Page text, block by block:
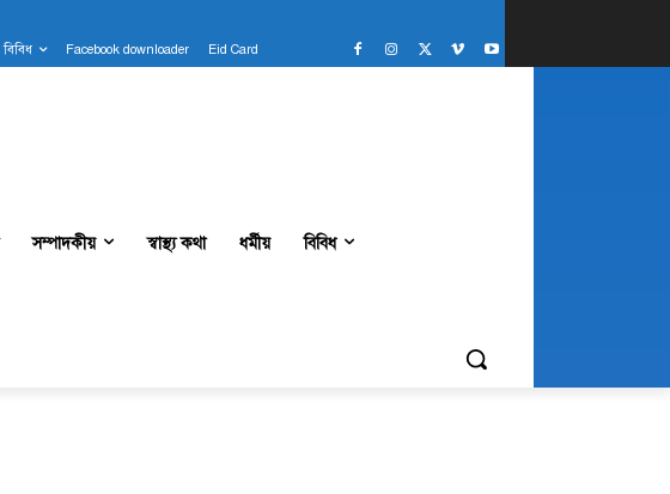
বিবিধ Facebook downloader Eid Card
সম্পাদকীয় স্বাস্থ্য কথা ধর্মীয় বিবিধ